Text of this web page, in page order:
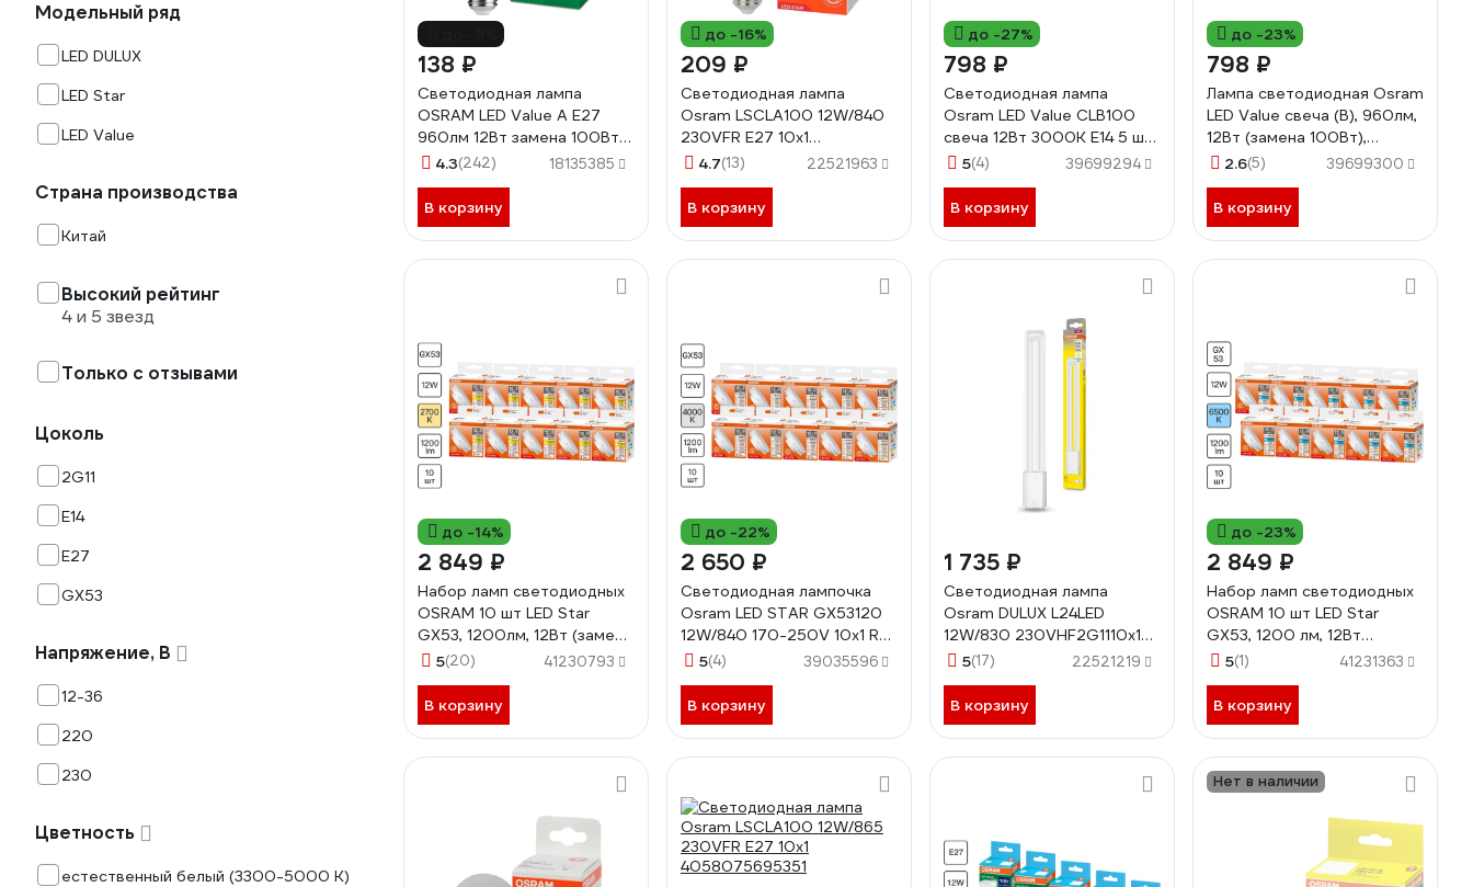
Модельный ряд
LED DULUX
LED Star
LED Value
Страна производства
Китай
Высокий рейтинг
4 и 5 звезд
Только с отзывами
Цоколь
2G11
E14
E27
GX53
Напряжение, В
12-36
220
230
Цветность
естественный белый (3300-5000 К)
138 ₽
Светодиодная лампа
OSRAM LED Value A E27
960лм 12Вт замена 100Вт
6500К холодный белый
4.3(242) 18135385
В корзину
до -16%
209 ₽
Светодиодная лампа
Osram LSCLA100 12W/840
230VFR E27 10x1
4058075695320
4.7(13) 22521963
В корзину
до -27%
798 ₽
Светодиодная лампа
Osram LED Value СLB100
свеча 12Вт 3000К E14 5 шт
4099854308666
5(4) 39699294
В корзину
до -23%
798 ₽
Лампа светодиодная Osram
LED Value свеча (В), 960лм,
12Вт (замена 100Вт),
4000К, E14, 5 шт
2.6(5) 39699300
В корзину
до -14%
2 849 ₽
Набор ламп светодиодных
OSRAM 10 шт LED Star
GX53, 1200лм, 12Вт (замена
120Вт), 2700К
5(20) 41230793
В корзину
до -22%
2 650 ₽
Светодиодная лампочка
Osram LED STAR GX53120
12W/840 170-250V 10x1 RU,
10 лампочек в групповой
5(4) 39035596
В корзину
1 735 ₽
Светодиодная лампа
Osram DULUX L24LED
12W/830 230VHF2G1110x1
4058075559219
5(17) 22521219
В корзину
до -23%
2 849 ₽
Набор ламп светодиодных
OSRAM 10 шт LED Star
GX53, 1200 лм, 12Вт
(замена 120 Вт), 6500К
5(1) 41231363
В корзину
Нет в наличии